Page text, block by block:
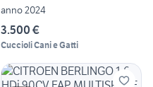
anno 2024
3.500 €
Cuccioli Cani e Gatti